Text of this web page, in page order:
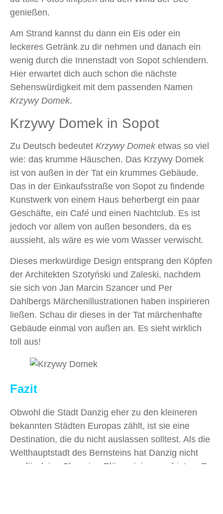
genießen.
Am Strand kannst du dann ein Eis oder ein
leckeres Getränk zu dir nehmen und danach ein
wenig durch die Innenstadt von Sopot schlendern.
Hier erwartet dich auch schon die nächste
Sehenswürdigkeit mit dem passenden Namen
Krzywy Domek.
Krzywy Domek in Sopot
Zu Deutsch bedeutet Krzywy Domeketwas so viel
wie: das krumme Häuschen. Das Krzywy Domek
ist von außen in der Tat ein krummes Gebäude.
Das in der Einkaufsstraße von Sopot zu findende
Kunstwerk von einem Haus beherbergt ein paar
Geschäfte, ein Café und einen Nachtclub. Es ist
jedoch vor allem von außen besonders, da es
aussieht, als wäre es wie vom Wasser verwischt.
Dieses merkwürdige Design entsprang den Köpfen
der Architekten Szotyński und Zaleski, nachdem
sie sich von Jan Marcin Szancer und Per
Dahlbergs Märchenillustrationen haben inspirieren
ließen. Schau dir dieses in der Tat märchenhafte
Gebäude einmal von außen an. Es sieht wirklich
toll aus!
Fazit
Obwohl die Stadt Danzig eher zu den kleineren
bekannten Städten Europas zählt, ist sie eine
Destination, die du nicht auslassen solltest. Als die
Welthauptstadt des Bernsteins hat Danzig nicht
nur für deine Shopping-Pläne einiges zu bieten. Es